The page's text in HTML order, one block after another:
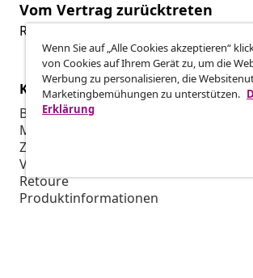
Vom Vertrag zurücktreten
Reiche einen Widerrufsantrag für
Kundenservice
Bestellung verfolgen
Mein Konto
Zahlung
Versand & Lieferung
Retoure
Produktinformationen
Wenn Sie auf „Alle Cookies akzeptieren“
von Cookies auf Ihrem Gerät zu, um die
Werbung zu personalisieren, die
Marketingbemühungen zu unterstützen.
Erklärung